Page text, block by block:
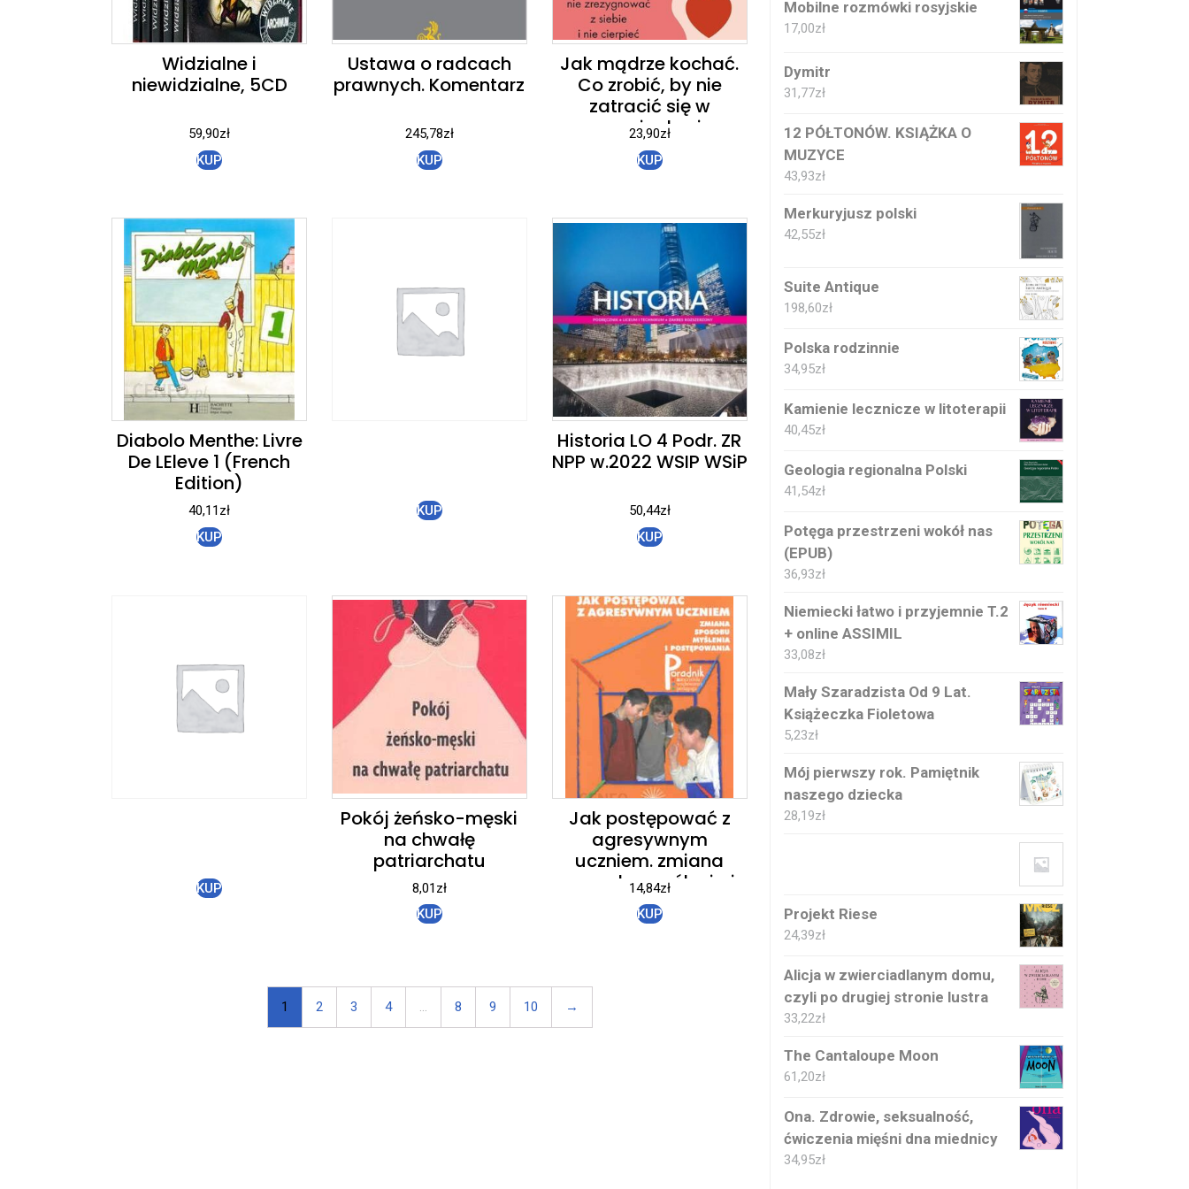
Widzialne i
niewidzialne, 5CD
59,90zł
KUP
Ustawa o radcach
prawnych. Komentarz
245,78zł
KUP
Jak mądrze kochać.
Co zrobić, by nie
zatracić się w
uczuciach, nie
zrezygnować z siebie i
nie cierpieć
23,90zł
KUP
Diabolo Menthe: Livre
De LEleve 1 (French
Edition)
40,11 zł
KUP
KUP
Historia LO 4 Podr. ZR
NPP w.2022 WSIP WSiP
50,44zł
KUP
KUP
Pokój żeńsko-męski
na chwałę
patriarchatu
8,01zł
KUP
Jak postępować z
agresywnym
uczniem. zmiana
sposobu myślenia i
postępowania
14,84zł
KUP
1 2 3 4 … 8 9 10 →
Mobilne rozmówki rosyjskie
17,00zł
Dymitr
31,77zł
12 PÓŁTONÓW. KSIĄŻKA O
MUZYCE
43,93zł
Merkuryjusz polski
42,55zł
Suite Antique
198,60zł
Polska rodzinnie
34,95zł
Kamienie lecznicze w litoterapii
40,45zł
Geologia regionalna Polski
41,54zł
Potęga przestrzeni wokół nas
(EPUB)
36,93zł
Niemiecki łatwo i przyjemnie T.2
+ online ASSIMIL
33,08zł
Mały Szaradzista Od 9 Lat.
Książeczka Fioletowa
5,23zł
Mój pierwszy rok. Pamiętnik
naszego dziecka
28,19zł
Projekt Riese
24,39zł
Alicja w zwierciadlanym domu,
czyli po drugiej stronie lustra
33,22zł
The Cantaloupe Moon
61,20zł
Ona. Zdrowie, seksualność,
ćwiczenia mięśni dna miednicy
34,95zł